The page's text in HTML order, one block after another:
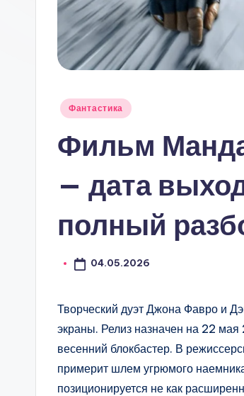
Опубликовано
Фантастика
Фильм
— дата
полный
04.05.2026
Творческий дуэт Джона Фавро и
экраны. Релиз назначен на 22 мая
весенний блокбастер. В
примерит шлем угрюмого
позиционируется не как